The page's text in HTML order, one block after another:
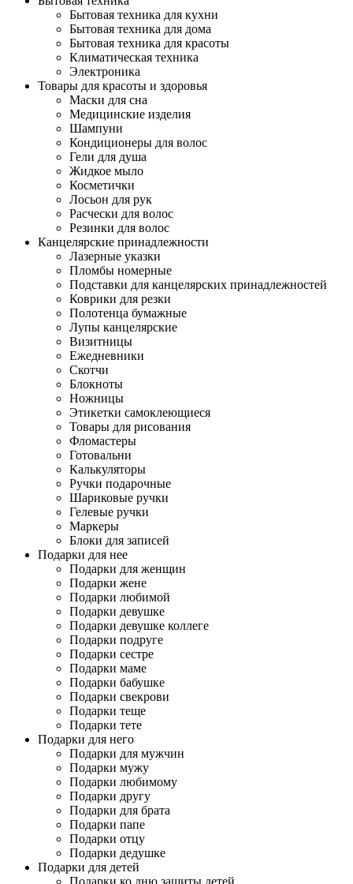
Бытовая техника для кухни
Бытовая техника для дома
Бытовая техника для красоты
Климатическая техника
Электроника
Товары для красоты и здоровья
Маски для сна
Медицинские изделия
Шампуни
Кондиционеры для волос
Гели для душа
Жидкое мыло
Косметички
Лосьон для рук
Расчески для волос
Резинки для волос
Канцелярские принадлежности
Лазерные указки
Пломбы номерные
Подставки для канцелярских принадлежностей
Коврики для резки
Полотенца бумажные
Лупы канцелярские
Визитницы
Ежедневники
Скотчи
Блокноты
Ножницы
Этикетки самоклеющиеся
Товары для рисования
Фломастеры
Готовальни
Калькуляторы
Ручки подарочные
Шариковые ручки
Гелевые ручки
Маркеры
Блоки для записей
Подарки для нее
Подарки для женщин
Подарки жене
Подарки любимой
Подарки девушке
Подарки девушке коллеге
Подарки подруге
Подарки сестре
Подарки маме
Подарки бабушке
Подарки свекрови
Подарки теще
Подарки тете
Подарки для него
Подарки для мужчин
Подарки мужу
Подарки любимому
Подарки другу
Подарки для брата
Подарки папе
Подарки отцу
Подарки дедушке
Подарки для детей
Подарки ко дню защиты детей